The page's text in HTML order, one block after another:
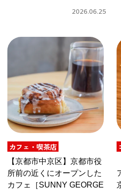
MAIN MENU
SERIES
カレーが好き
京都おやつクラ
私と店のはなし
2026.06.25
カフェ・喫茶店
【京都市中京区】京都市役
所前の近くにオープンした
カフェ［SUNNY GEORGE